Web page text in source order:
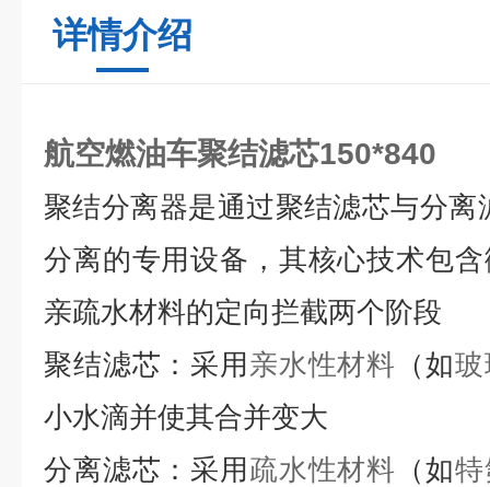
详情介绍
航空燃油车聚结滤芯150*840
聚结分离器是通过聚结滤芯与分离
分离的专用设备 ，其核心技术包
亲疏水材料的定向拦截两个阶段
聚结滤芯： 采用 亲水性材料 （如
小水滴并使其合并变大
分离滤芯： 采用 疏水性材料 （如